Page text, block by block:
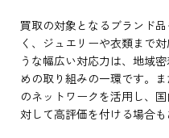
買取の対象となるブランド
く、ジュエリーや衣類まで
うな幅広い対応力は、地域
めの取り組みの一環です。
のネットワークを活用し、
対して高評価を付ける場合も